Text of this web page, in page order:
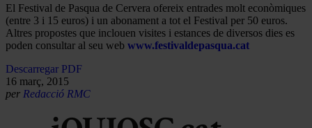
El Festival de Pasqua de Cervera ofereix entrades molt econòmiques
(entre 3 i 15 euros) i un abonament a tot el Festival per 50 euros.
Altres propostes que inclouen visites i estances de diversos dies es
poden consultar al seu web www.festivaldepasqua.cat
Descarregar PDF
16 març, 2015
per Redacció RMC